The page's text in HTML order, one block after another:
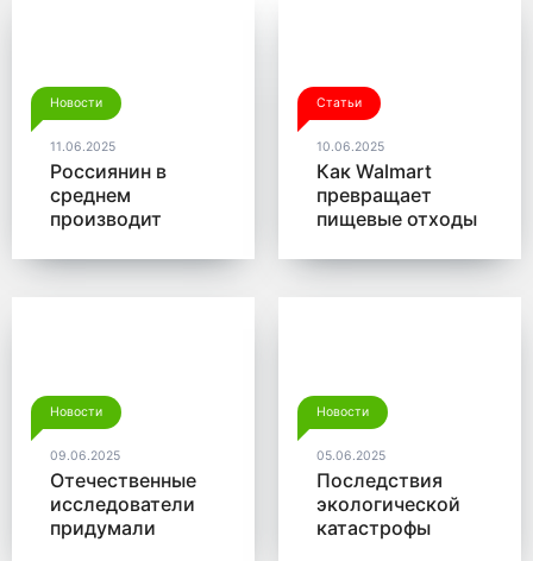
Новости
11.06.2025
Россиянин в
среднем
производит
мусора в год
Статьи
10.06.2025
Как Walmart
превращает
пищевые отходы
Новости
09.06.2025
Отечественные
исследователи
придумали
Новости
05.06.2025
Последствия
экологической
катастрофы